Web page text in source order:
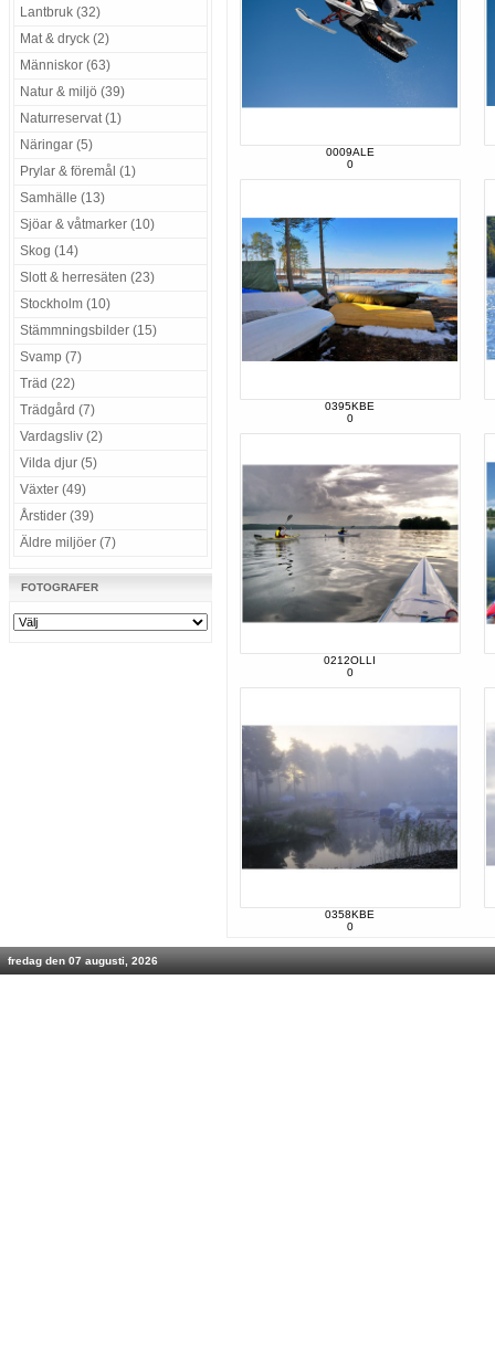
Lantbruk (32)
Mat & dryck (2)
Människor (63)
Natur & miljö (39)
Naturreservat (1)
Näringar (5)
Prylar & föremål (1)
Samhälle (13)
Sjöar & våtmarker (10)
Skog (14)
Slott & herresäten (23)
Stockholm (10)
Stämmningsbilder (15)
Svamp (7)
Träd (22)
Trädgård (7)
Vardagsliv (2)
Vilda djur (5)
Växter (49)
Årstider (39)
Äldre miljöer (7)
FOTOGRAFER
0009ALE
0
0395KBE
0
0212OLLI
0
0358KBE
0
fredag den 07 augusti, 2026